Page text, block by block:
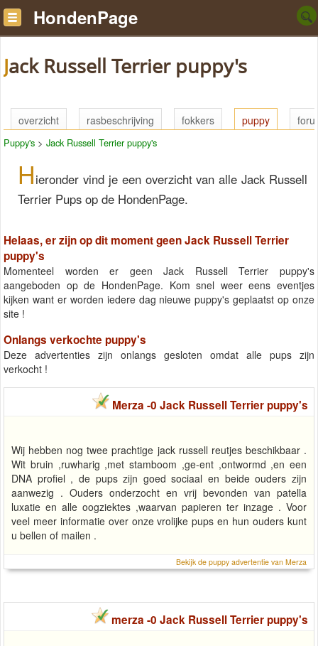
HondenPage
Jack Russell Terrier puppy's
overzicht rasbeschrijving fokkers puppy
Puppy's > Jack Russell Terrier puppy's
Hieronder vind je een overzicht van alle Jack Russell
Terrier Pups op de HondenPage.
Helaas, er zijn op dit moment geen Jack Russell Terrier
puppy's
Momenteel worden er geen Jack Russell Terrier puppy's
aangeboden op de HondenPage. Kom snel weer eens eventjes
kijken want er worden iedere dag nieuwe puppy's geplaatst op onze
site !
Onlangs verkochte puppy's
Deze advertenties zijn onlangs gesloten omdat alle pups zijn
verkocht !
Merza -0 Jack Russell Terrier puppy's
Wij hebben nog twee prachtige jack russell reutjes beschikbaar .
Wit bruin ,ruwharig ,met stamboom ,ge-ent ,ontwormd ,en een
DNA profiel , de pups zijn goed sociaal en beide ouders zijn
aanwezig . Ouders onderzocht en vrij bevonden van patella
luxatie en alle oogziektes ,waarvan papieren ter inzage . Voor
veel meer informatie over onze vrolijke pups en hun ouders kunt
u bellen of mailen .
Bekijk de puppy advertentie van Merza
merza -0 Jack Russell Terrier puppy's